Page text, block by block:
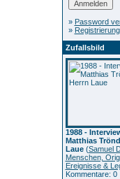
» Password
» Registrierung
Zufallsbild
1988 -
Matthias
Laue(Samuel
Menschen,
Ereignisse &
Kommentare: 0